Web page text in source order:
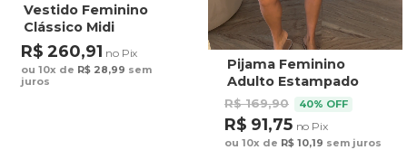
Vestido Feminino
Clássico Midi
Estampado Maxi
Arara Fundo Azul
R$ 260,91 no Pix
ou 10x de R$ 28,99 sem
juros
Pijama Feminino
Adulto Estampado
Preguiça Tucano
Fundo Marrom
R$ 169,90 40% OFF
R$ 91,75 no Pix
ou 10x de R$ 10,19 sem juros